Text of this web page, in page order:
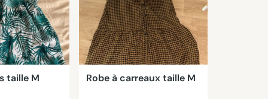
taille M Robe à carreaux taille M